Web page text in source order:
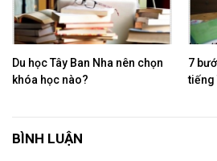
Du học Tây Ban Nha nên chọn
khóa học nào?
7
tiếng
BÌNH LUẬN